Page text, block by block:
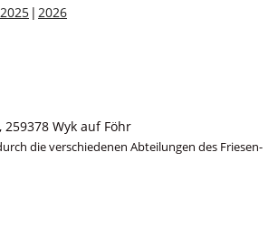
2025 2026
Wyk auf Föhr
die verschiedenen Abteilungen des Friesen-